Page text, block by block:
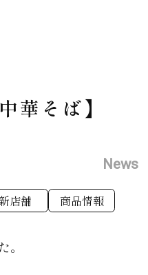
華そば】
News
新店舗 商品情報